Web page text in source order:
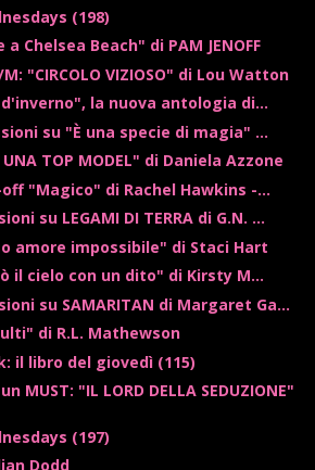
(198)
Chelsea Beach" di PAM JENOFF
"CIRCOLO VIZIOSO" di Lou Watton
la nuova antologia di...
su "È una specie di magia" ...
UNA TOP MODEL" di Daniela Azzone
"Magico" di Rachel Hawkins -...
su LEGAMI DI TERRA di G.N. ...
amore impossibile" di Staci Hart
il cielo con un dito" di Kirsty M...
su SAMARITAN di Margaret Ga...
di R.L. Mathewson
il libro del giovedì (115)
MUST: "IL LORD DELLA SEDUZIONE"
(197)
Dodd